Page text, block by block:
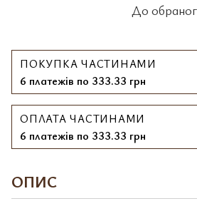
До
ПОКУПКА ЧАСТИНАМИ
6 платежів по 333.33 грн
ОПЛАТА ЧАСТИНАМИ
6 платежів по 333.33 грн
ОПИС